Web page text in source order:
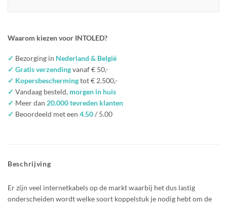
Waarom kiezen voor INTOLED?
✓ Bezorging in Nederland & België
✓ Gratis verzendingvanaf € 50,-
✓ Kopersbeschermingtot € 2.500,-
✓ Vandaag besteld, morgen in huis
✓ Meer dan 20.000 tevreden klanten
✓ Beoordeeld met een 4.50/ 5.00
Beschrijving
Er zijn veel internetkabels op de markt waarbij het dus lastig
onderscheiden wordt welke soort koppelstuk je nodig hebt om de